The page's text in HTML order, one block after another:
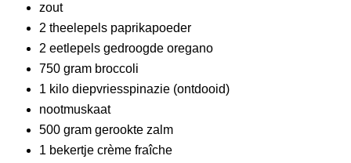
zout
2 theelepels paprikapoeder
2 eetlepels gedroogde oregano
750 gram broccoli
1 kilo diepvriesspinazie (ontdooid)
nootmuskaat
500 gram gerookte zalm
1 bekertje crème fraîche